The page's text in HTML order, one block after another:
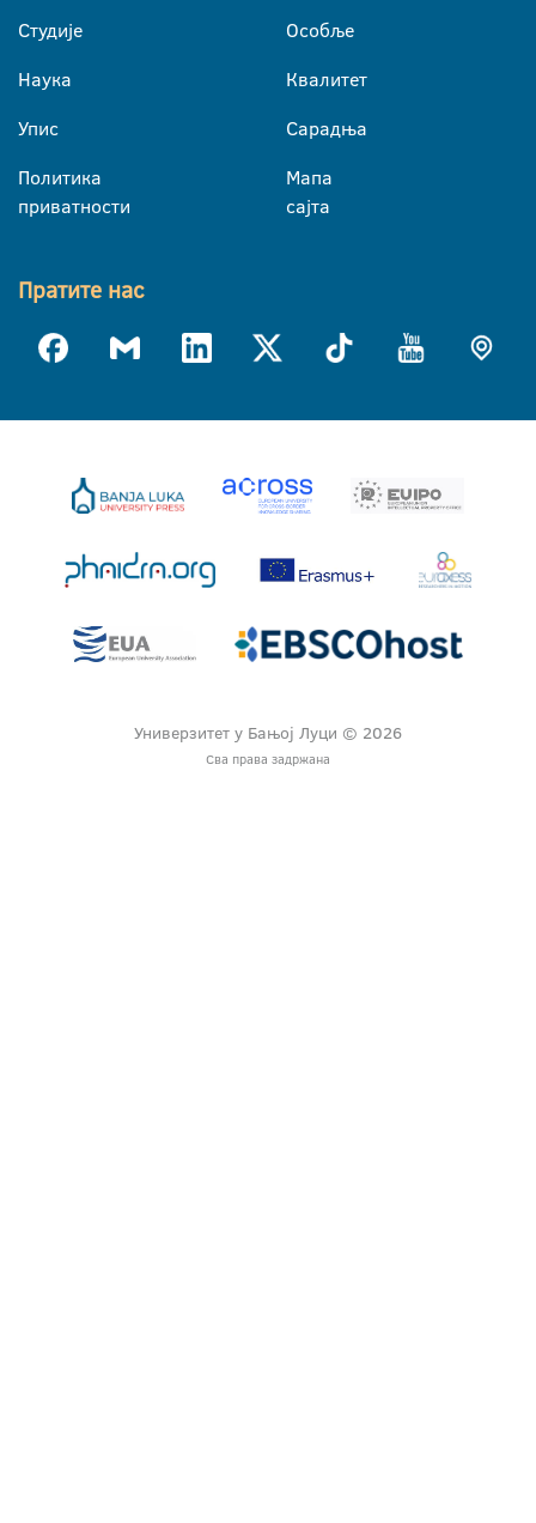
Студије
Наука
Упис
Политика
приватности
Особље
Квалитет
Сарадња
Мапа
сајта
Пратите нас
Универзитет у Бањој Луци © 2026
Сва права задржана